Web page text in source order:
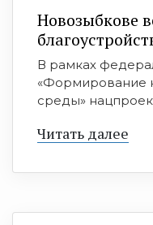
Новозыбкове
В рамках
«Формирование
среды»
Читать далее